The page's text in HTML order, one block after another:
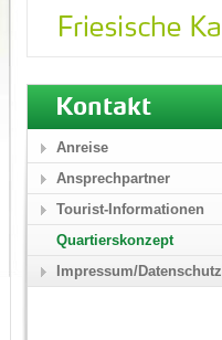
Kontakt
Anreise
Ansprechpartner
Tourist-Informationen
Quartierskonzept
Impressum/Datenschutz